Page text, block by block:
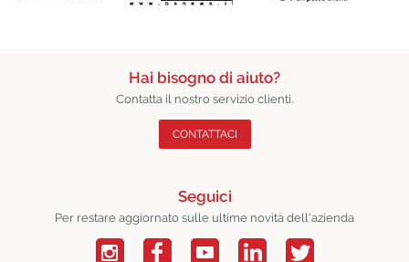
Hai bisogno di aiuto?
Contatta il nostro servizio clienti.
CONTATTACI
Seguici
Per restare aggiornato sulle ultime novità dell'azienda